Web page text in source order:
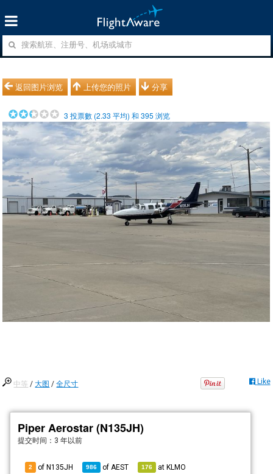
返回图片浏览 上传您的照片 分享
3 投票數 (2.33 平均) 和395 浏览
中等 /大图 /全尺寸 Like
Piper Aerostar (N135JH)
提交时间： 3 年以前
2 of N135JH 986 of AEST 176 atKLMO